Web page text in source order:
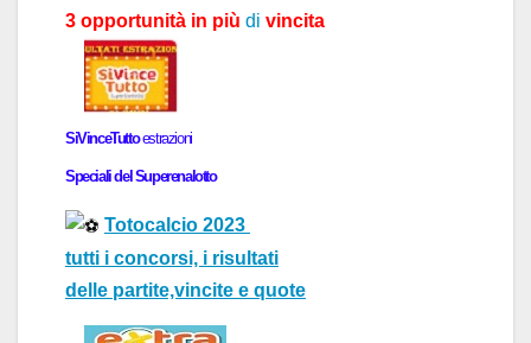
3 opportunità in più di vincita
SiVinceTuttoestrazioni
Speciali del Superenalotto
Totocalcio 2023
tutti i concorsi, i risultati
delle partite,vincite e quote